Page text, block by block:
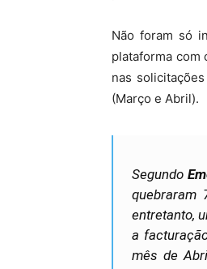
Não foram só
plataforma com
nas
(Março e Abril).
Segundo
quebraram
entretanto,
a
mês de